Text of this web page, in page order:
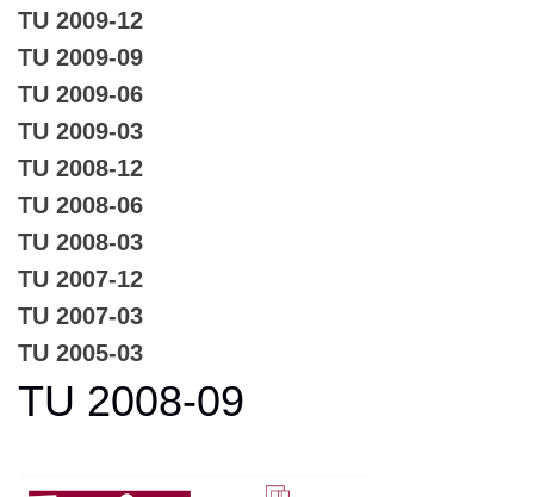
TU 2009-12
TU 2009-09
TU 2009-06
TU 2009-03
TU 2008-12
TU 2008-06
TU 2008-03
TU 2007-12
TU 2007-03
TU 2005-03
TU 2008-09